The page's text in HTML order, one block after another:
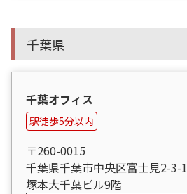
千葉県
千葉オフィス
駅徒歩5分以内
〒260-0015
千葉県千葉市中央区富士見2-3-1
塚本大千葉ビル9階